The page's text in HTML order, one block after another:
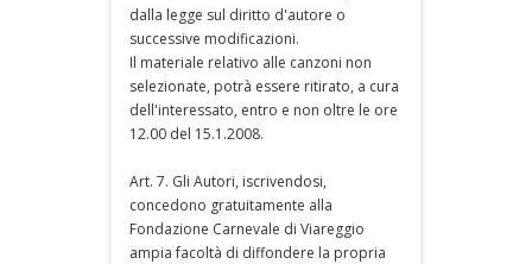
dalla legge sul diritto d'autore o
successive modificazioni.
Il materiale relativo alle canzoni non
selezionate, potrà essere ritirato, a cura
dell'interessato, entro e non oltre le ore
12.00 del 15.1.2008.
Art. 7. Gli Autori, iscrivendosi,
concedono gratuitamente alla
Fondazione Carnevale di Viareggio
ampia facoltà di diffondere la propria